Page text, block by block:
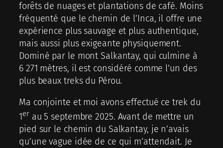
forêts de nuages et plantations de café. Moins
fréquenté que le chemin de l’Inca, il offre une
expérience plus sauvage et plus authentique,
mais aussi plus exigeante physiquement.
Dominé par le mont Salkantay, qui culmine à
6 271 mètres, il est considéré comme l’un des
plus beaux treks du Pérou.
Ma conjointe et moi avons effectué ce trek du
1er au 5 septembre 2025. Avant de mettre un
pied sur le chemin du Salkantay, je n’avais
qu’une vague idée de ce qui m’attendait. Je